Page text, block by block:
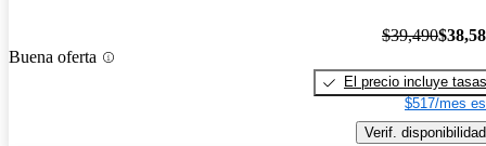
Buena oferta
$39,490
El precio incluye tasas
$517/mes
Verif. disponibilidad